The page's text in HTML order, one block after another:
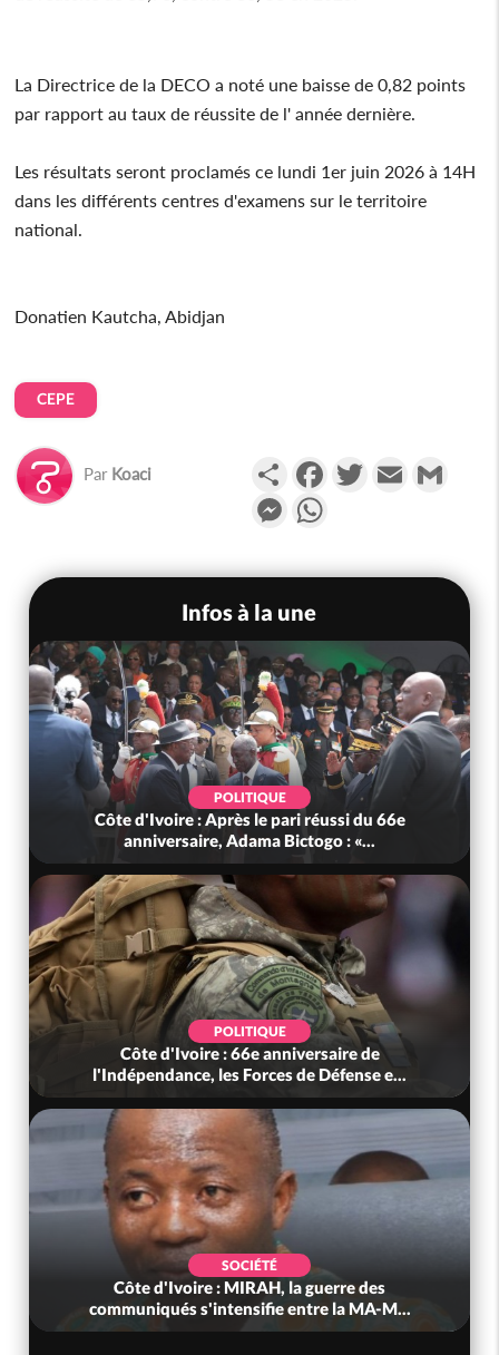
La Directrice de la DECO a noté une baisse de 0,82 points
par rapport au taux de réussite de l' année dernière.
Les résultats seront proclamés ce lundi 1er juin 2026 à 14H
dans les différents centres d'examens sur le territoire
national.
Donatien Kautcha, Abidjan
CEPE
Par Koaci PartagerFacebookTwitterEmail
Messenger
Infos à la une
POLITIQUE
Côte d'Ivoire : Après le pari réussi du 66e
anniversaire, Adama Bictogo : «...
POLITIQUE
Côte d'Ivoire : 66e anniversaire de
l'Indépendance, les Forces de Défense e...
SOCIÉTÉ
Côte d'Ivoire : MIRAH, la guerre des
communiqués s'intensifie entre la MA-M...